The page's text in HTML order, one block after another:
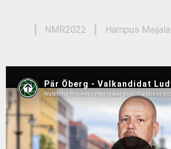
Hampus Maijala
NMR2022